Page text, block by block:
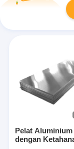
Pelat Aluminium
dengan